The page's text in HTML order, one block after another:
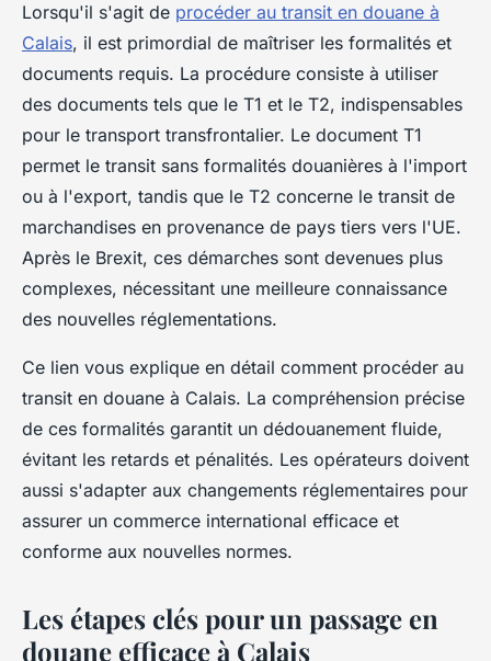
Lorsqu'il s'agit de procéder au transit en douane à
Calais, il est primordial de maîtriser les formalités et
documents requis. La procédure consiste à utiliser
des documents tels que le T1 et le T2, indispensables
pour le transport transfrontalier. Le document T1
permet le transit sans formalités douanières à l'import
ou à l'export, tandis que le T2 concerne le transit de
marchandises en provenance de pays tiers vers l'UE.
Après le Brexit, ces démarches sont devenues plus
complexes, nécessitant une meilleure connaissance
des nouvelles réglementations.
Ce lien vous explique en détail comment procéder au
transit en douane à Calais. La compréhension précise
de ces formalités garantit un dédouanement fluide,
évitant les retards et pénalités. Les opérateurs doivent
aussi s'adapter aux changements réglementaires pour
assurer un commerce international efficace et
conforme aux nouvelles normes.
Les étapes clés pour un passage en
douane efficace à Calais